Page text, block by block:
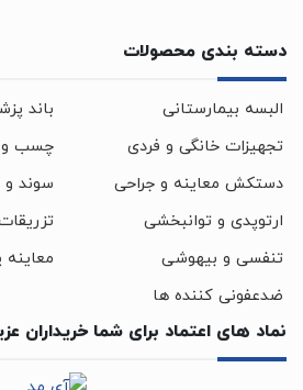
دسته بندی محصولات
البسه بیمارستانی
باند
تجهیزات خانگی و فردی
چسب و
دستکش معاینه و جراحی
سوند و
ارتوپدی و توانبخشی
تنفسی و بیهوشی
ضدعفونی کننده ها
نماد های اعتماد برای شما خریداران